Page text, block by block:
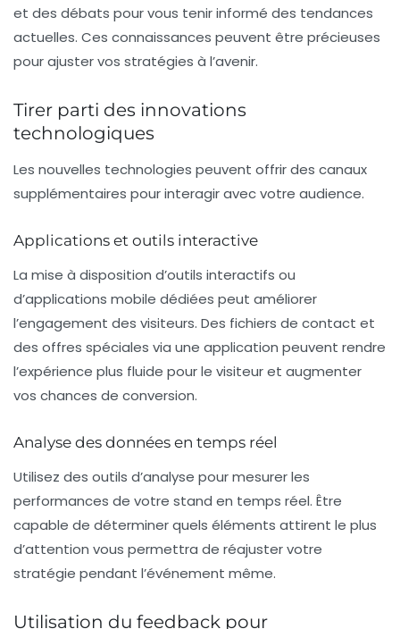
et des débats pour vous tenir informé des tendances
actuelles. Ces connaissances peuvent être précieuses
pour ajuster vos stratégies à l’avenir.
Tirer parti des innovations
technologiques
Les nouvelles technologies peuvent offrir des canaux
supplémentaires pour interagir avec votre audience.
Applications et outils interactive
La mise à disposition d’outils interactifs ou
d’applications mobile dédiées peut améliorer
l’engagement des visiteurs. Des fichiers de contact et
des offres spéciales via une application peuvent rendre
l’expérience plus fluide pour le visiteur et augmenter
vos chances de conversion.
Analyse des données en temps réel
Utilisez des outils d’analyse pour mesurer les
performances de votre stand en temps réel. Être
capable de déterminer quels éléments attirent le plus
d’attention vous permettra de réajuster votre
stratégie pendant l’événement même.
Utilisation du feedback pour